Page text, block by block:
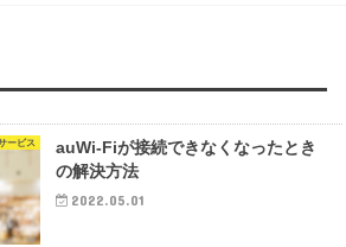
ービス
auWi-Fiが接続できなくなったとき
の解決方法
2022.05.01